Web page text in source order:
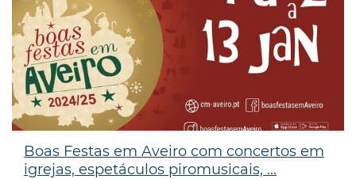
Boas Festas em Aveiro com concertos em
igrejas, espetáculos piromusicais, ...